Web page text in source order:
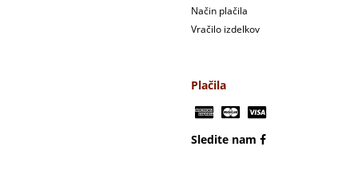
Način plačila
Vračilo izdelkov
Plačila
Sledite nam